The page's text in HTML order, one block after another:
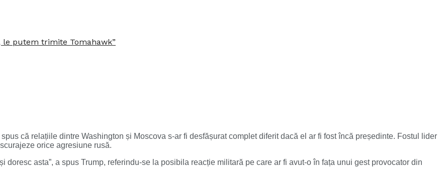
le putem trimite Tomahawk”
că relațiile dintre Washington și Moscova s-ar fi desfășurat complet diferit dacă el ar fi fost încă președinte. Fostul lider
orice agresiune rusă.
doresc asta”, a spus Trump, referindu-se la posibila reacție militară pe care ar fi avut-o în fața unui gest provocator din